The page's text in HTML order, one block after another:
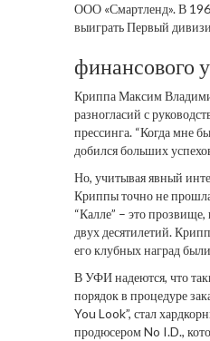
ООО «Смартленд». В
выиграть Первый
финансового
Криппа Максим
разногласий с
прессинга. “Когда мне
добился больших
Но, учитывая явный
Криппы точно не
“Калле” – это
двух десятилетий.
его клубных наград
В УФИ надеются, что
порядок в процедуре
You Look”, стал
продюсером No I.D.,